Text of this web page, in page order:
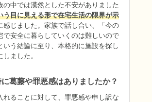
の中では漠然とした不安がありました
う目に見える形で在宅生活の限界が示
感じました。家族で話し合い、「今の
で安全に暮らしていくのは難しいので
いう結論に至り、本格的に施設を探し
ました。
葛藤や罪悪感はありましたか？
れることに対して、罪悪感や申し訳な